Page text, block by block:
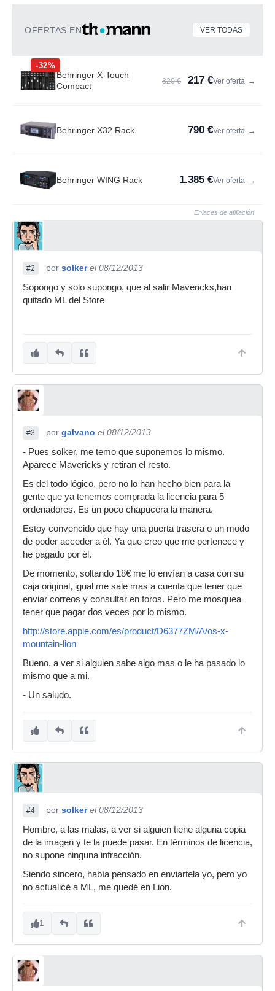
OFERTAS EN VER TODAS
-32%
Behringer X-Touch
Compact
320 € 217 €Ver oferta →
Behringer X32 Rack 790 €Ver oferta →
Behringer WING Rack 1.385 €Ver oferta →
Enlaces de afiliación
#2 por solker el 08/12/2013
Sopongo y solo supongo, que al salir Mavericks,han
quitado ML del Store
#3 por galvano el 08/12/2013
- Pues solker, me temo que suponemos lo mismo.
Aparece Mavericks y retiran el resto.
Es del todo lógico, pero no lo han hecho bien para la
gente que ya tenemos comprada la licencia para 5
ordenadores. Es un poco chapucera la manera.
Estoy convencido que hay una puerta trasera o un modo
de poder acceder a él. Ya que creo que me pertenece y
he pagado por él.
De momento, soltando 18€ me lo envían a casa con su
caja original, igual me sale mas a cuenta que tener que
enviar correos y consultar en foros. Pero me mosquea
tener que pagar dos veces por lo mismo.
http://store.apple.com/es/product/D6377ZM/A/os-x-
mountain-lion
Bueno, a ver si alguien sabe algo mas o le ha pasado lo
mismo que a mi.
- Un saludo.
#4 por solker el 08/12/2013
Hombre, a las malas, a ver si alguien tiene alguna copia
de la imagen y te la puede pasar. En términos de licencia,
no supone ninguna infracción.
Siendo sincero, había pensado en enviartela yo, pero yo
no actualicé a ML, me quedé en Lion.
1